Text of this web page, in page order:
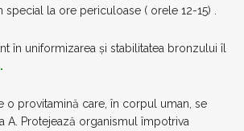
la ore periculoase ( orele 12-15) .
în uniformizarea și stabilitatea bronzului îl
o provitamină care, în corpul uman, se
A. Protejează organismul împotriva